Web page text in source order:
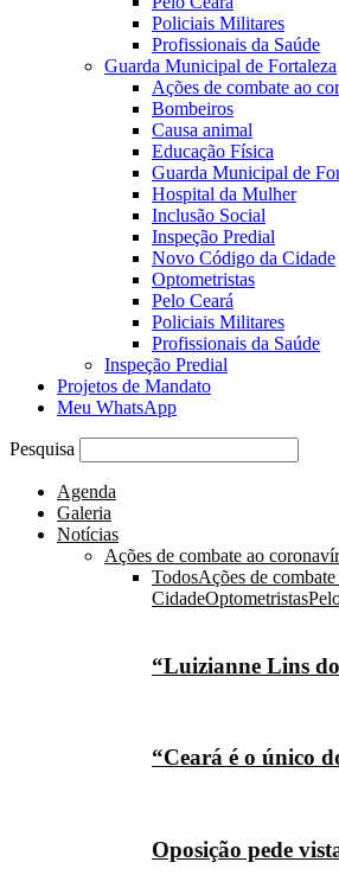
Policiais Militares
Profissionais da Saúde
Guarda Municipal de Fortaleza
Ações de combate ao
Bombeiros
Causa animal
Educação Física
Guarda Municipal de
Hospital da Mulher
Inclusão Social
Inspeção Predial
Novo Código da Cidade
Optometristas
Pelo Ceará
Policiais Militares
Profissionais da Saúde
Inspeção Predial
Projetos de Mandato
Meu WhatsApp
Pesquisa
Agenda
Galeria
Notícias
Ações de combate ao
TodosAções de
CidadeOptometristas
“Luizianne Lins
“Ceará é o único
Oposição pede